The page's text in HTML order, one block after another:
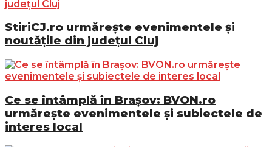
StiriCJ.ro urmărește evenimentele și
noutățile din județul Cluj
Ce se întâmplă în Brașov: BVON.ro
urmărește evenimentele și subiectele de
interes local